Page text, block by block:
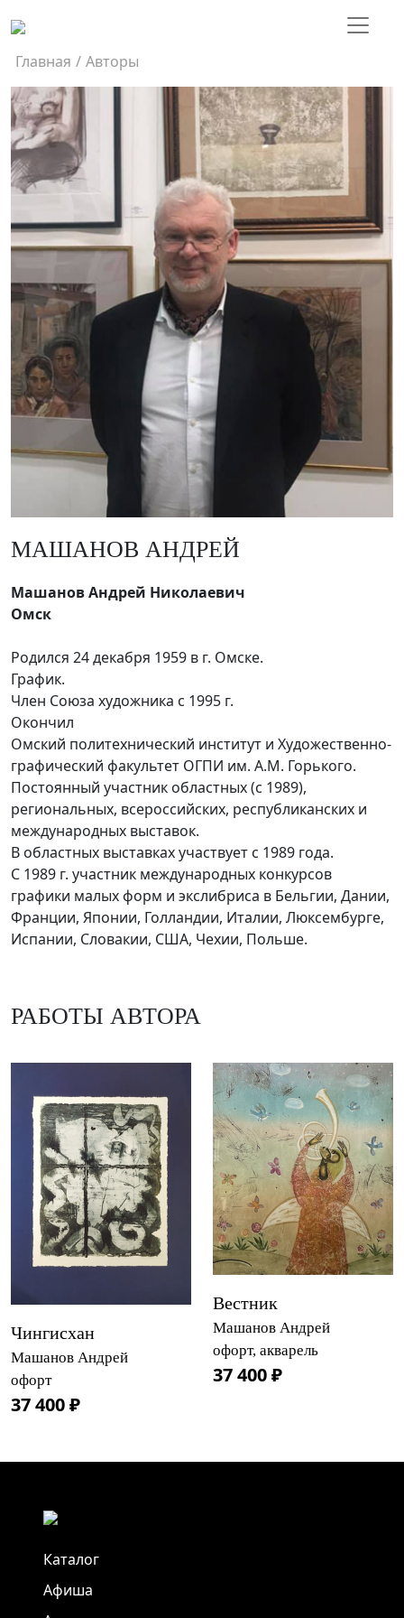
Главная / Авторы
МАШАНОВ АНДРЕЙ
Машанов Андрей Николаевич
Омск
Родился 24 декабря 1959 в г. Омске.
График.
Член Союза художника с 1995 г.
Окончил
Омский политехнический институт и Художественно-
графический факультет ОГПИ им. А.М. Горького.
Постоянный участник областных (c 1989),
региональных, всероссийских, республиканских и
международных выставок.
В областных выставках участвует с 1989 года.
С 1989 г. участник международных конкурсов
графики малых форм и экслибриса в Бельгии, Дании,
Франции, Японии, Голландии, Италии, Люксембурге,
Испании, Словакии, США, Чехии, Польше.
РАБОТЫ АВТОРА
Чингисхан
Машанов Андрей
офорт
37 400 ₽
Вестник
Машанов Андрей
офорт, акварель
37 400 ₽
Каталог
Афиша